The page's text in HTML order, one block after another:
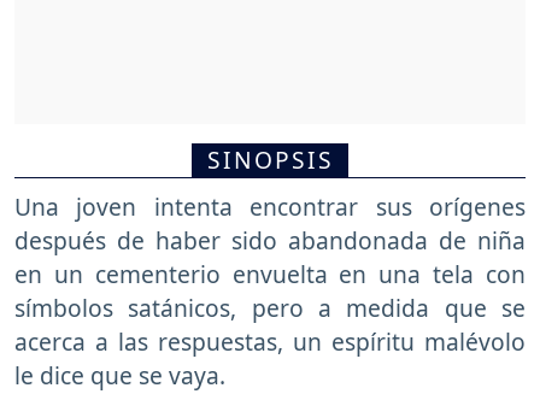
SINOPSIS
Una joven intenta encontrar sus orígenes
después de haber sido abandonada de niña
en un cementerio envuelta en una tela con
símbolos satánicos, pero a medida que se
acerca a las respuestas, un espíritu malévolo
le dice que se vaya.